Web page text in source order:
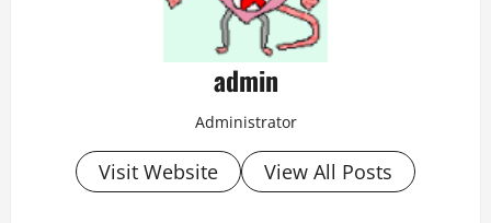
admin
Administrator
Visit Website View All Posts